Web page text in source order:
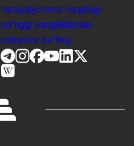
taraqqiyotimiz haqidagi
soʻnggi yangiliklardan
xabardor boʻling.